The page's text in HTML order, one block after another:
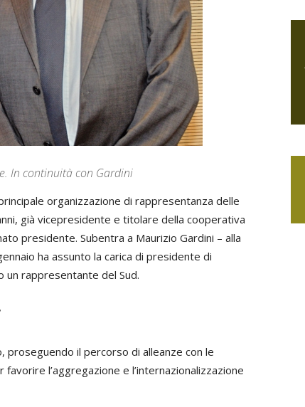
In continuità con Gardini
organizzazione di rappresentanza delle
già vicepresidente e titolare della cooperativa
presidente. Subentra a Maurizio Gardini – alla
ha assunto la carica di presidente di
un rappresentante del Sud.
proseguendo il percorso di alleanze con le
l’aggregazione e l’internazionalizzazione